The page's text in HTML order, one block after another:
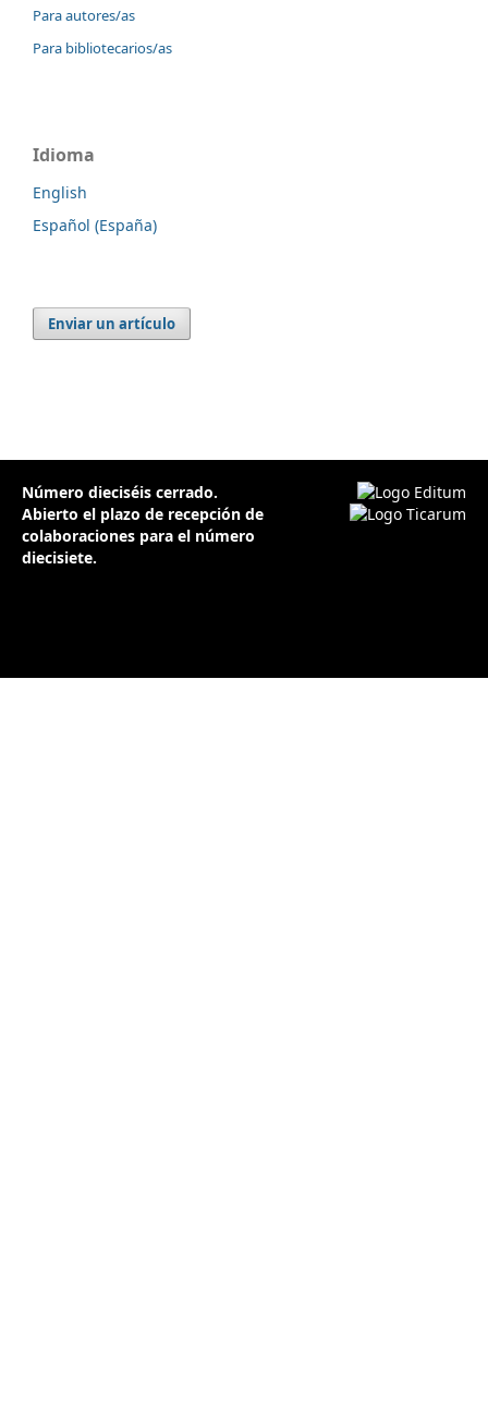
Para autores/as
Para bibliotecarios/as
Idioma
English
Español (España)
Enviar un artículo
Número dieciséis cerrado.
Abierto el plazo de recepción de
colaboraciones para el número
diecisiete.